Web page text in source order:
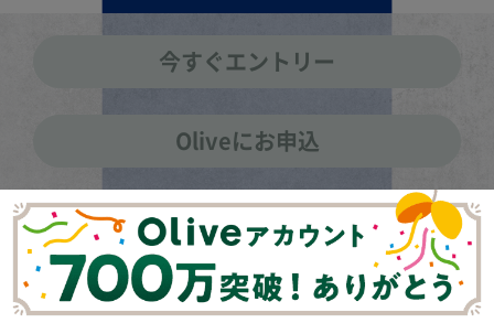
今すぐエントリー
Oliveにお申込